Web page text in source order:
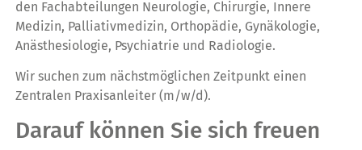
den Fachabteilungen Neurologie, Chirurgie, Innere
Medizin, Palliativmedizin, Orthopädie, Gynäkologie,
Anästhesiologie, Psychiatrie und Radiologie.
Wir suchen zum nächstmöglichen Zeitpunkt einen
Zentralen Praxisanleiter (m/w/d).
Darauf können Sie sich freuen